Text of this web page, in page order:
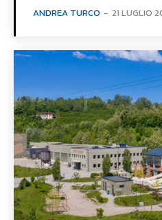
ANDREA TURCO - 21 LUGLIO